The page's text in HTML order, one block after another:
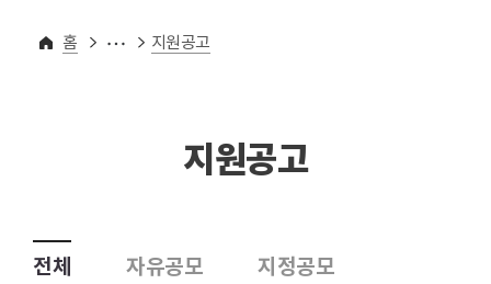
홈
알림마당 지원공고
지원공고
전체 자유공모
지정공모